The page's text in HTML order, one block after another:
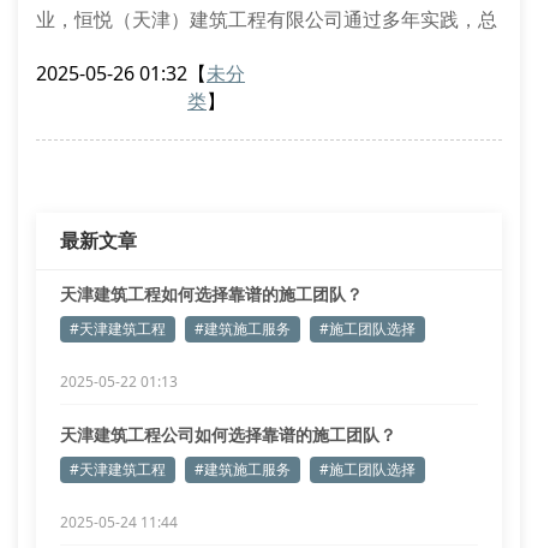
业，恒悦（天津）建筑工程有限公司通过多年实践，总
满足行业标准，又能精准把控交付时间。
2025-05-26 01:32 【未分
类】
最新文章
天津建筑工程如何选择靠谱的施工团队？
#天津建筑工程 #建筑施工服务 #施工团队选择
2025-05-22 01:13
天津建筑工程公司如何选择靠谱的施工团队？
#天津建筑工程 #建筑施工服务 #施工团队选择
2025-05-24 11:44